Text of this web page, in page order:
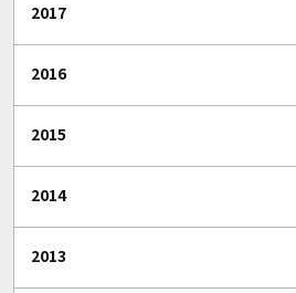
2017
2016
2015
2014
2013